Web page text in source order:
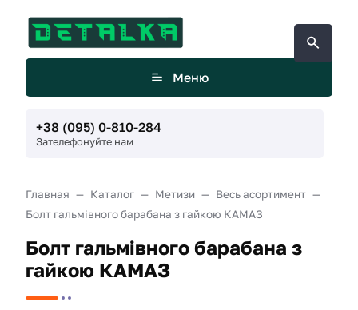
Меню
+38 (095) 0-810-284
Зателефонуйте нам
Главная Каталог Метизи
Весь асортимент
Болт гальмівного барабана з гайкою КАМАЗ
Болт гальмівного барабана з
гайкою КАМАЗ